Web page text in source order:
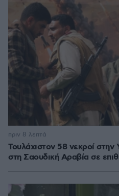
Τουλάχιστον 58 νεκροί στην
στη Σαουδική Αραβία σε
πριν 8 λεπτά